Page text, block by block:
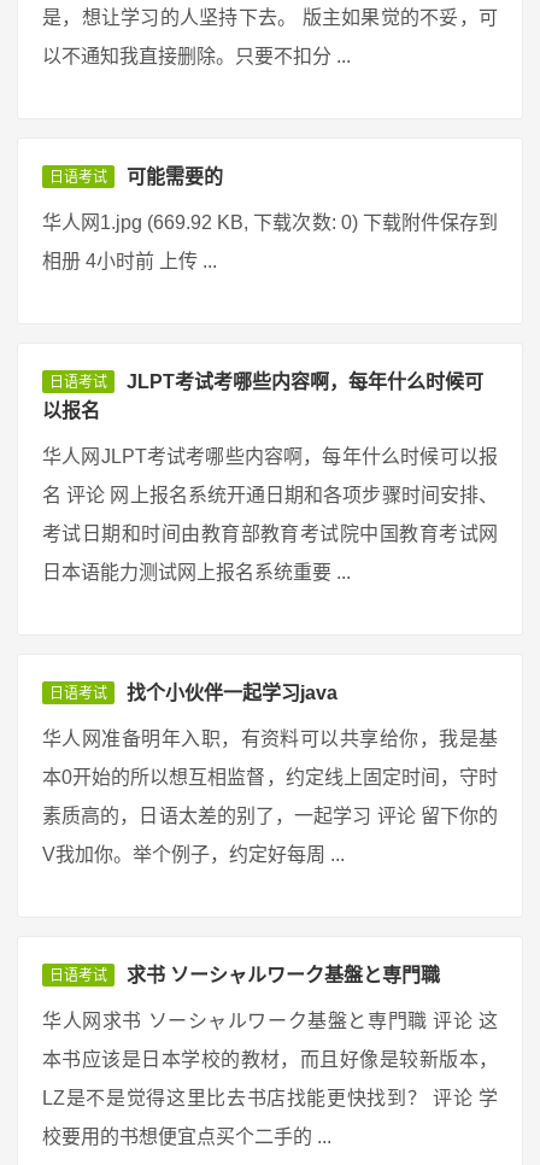
是，想让学习的人坚持下去。 版主如果觉的不妥，可
以不通知我直接删除。只要不扣分 ...
日语考试 可能需要的
华人网1.jpg (669.92 KB, 下载次数: 0) 下载附件保存到
相册 4小时前 上传 ...
日语考试
JLPT考试考哪些内容啊，每年什么时候可
以报名
华人网JLPT考试考哪些内容啊，每年什么时候可以报
名 评论 网上报名系统开通日期和各项步骤时间安排、
考试日期和时间由教育部教育考试院中国教育考试网
日本语能力测试网上报名系统重要 ...
日语考试 找个小伙伴一起学习java
华人网准备明年入职，有资料可以共享给你，我是基
本0开始的所以想互相监督，约定线上固定时间，守时
素质高的，日语太差的别了，一起学习 评论 留下你的
V我加你。举个例子，约定好每周 ...
日语考试 求书 ソーシャルワーク基盤と専門職
华人网求书 ソーシャルワーク基盤と専門職 评论 这
本书应该是日本学校的教材，而且好像是较新版本，
LZ是不是觉得这里比去书店找能更快找到？ 评论 学
校要用的书想便宜点买个二手的 ...